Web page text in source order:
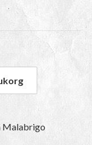
mängd
Malabrigo